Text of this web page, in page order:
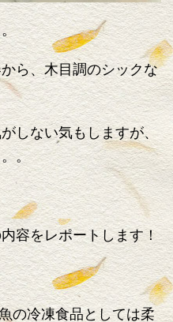
ら、木目調のシックな
しない気もしますが、
。
容をレポートします！
の冷凍食品としては柔